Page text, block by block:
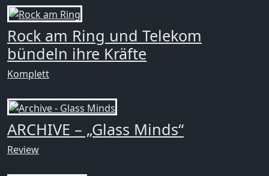
Rock am Ring und Telekom
bündeln ihre Kräfte
Komplett
ARCHIVE – „Glass Minds“
Review